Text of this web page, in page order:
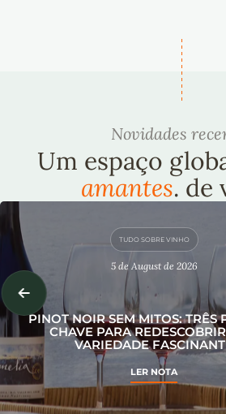
Novidades
Um espaço
amantes. de
TUDO SOBRE VINHO
5 de August de 2026
PINOT NOIR SEM MITOS: TRÊS
CHAVE PARA
VARIEDADE
LER NOTA